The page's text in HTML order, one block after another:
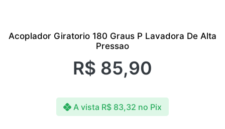
Acoplador Giratorio 180 Graus P Lavadora De Alta
Pressao
R$ 85,90
A vista R$ 83,32 no Pix